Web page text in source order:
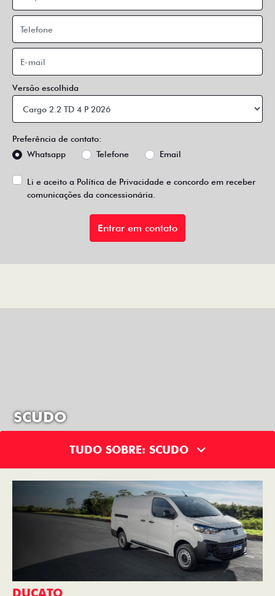
Versão escolhida
Preferência de contato:
Whatsapp
Telefone Email
Li e aceito a Política de Privacidade e concordo em receber
comunicações da concessionária.
Entrar em contato
SCUDO
TUDO SOBRE: SCUDO
DUCATO